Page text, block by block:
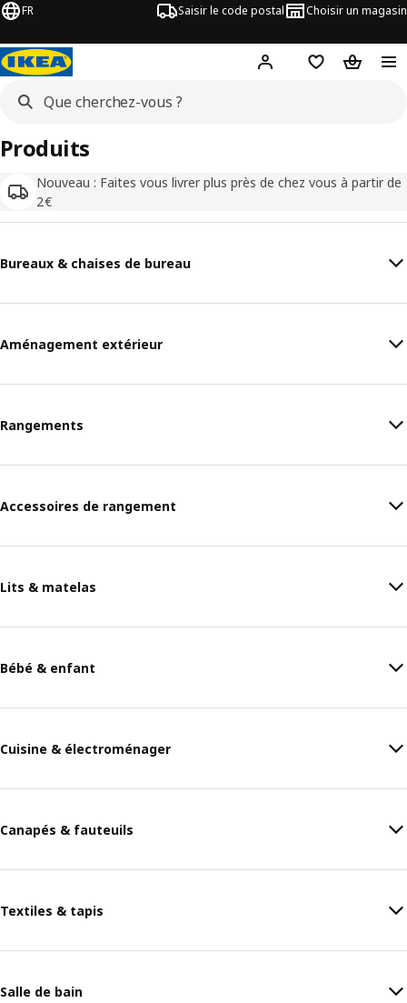
FR Saisir le code postal Choisir un magasin
Mon compteFavorisPanier
Nouveau : Faites vous livrer plus près de chez vous à partir de
2€
Produits
Bureaux & chaises de bureau
Aménagement extérieur
Rangements
Accessoires de rangement
Lits & matelas
Bébé & enfant
Cuisine & électroménager
Canapés & fauteuils
Textiles & tapis
Salle de bain